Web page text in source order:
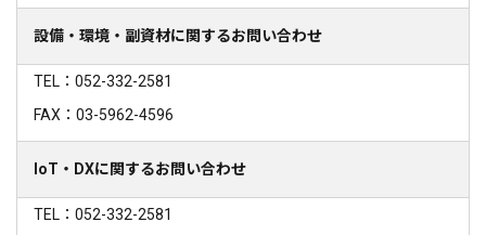
設備・環境・副資材に関するお問い合わせ
TEL：052-332-2581
FAX：03-5962-4596
IoT・DXに関するお問い合わせ
TEL：052-332-2581